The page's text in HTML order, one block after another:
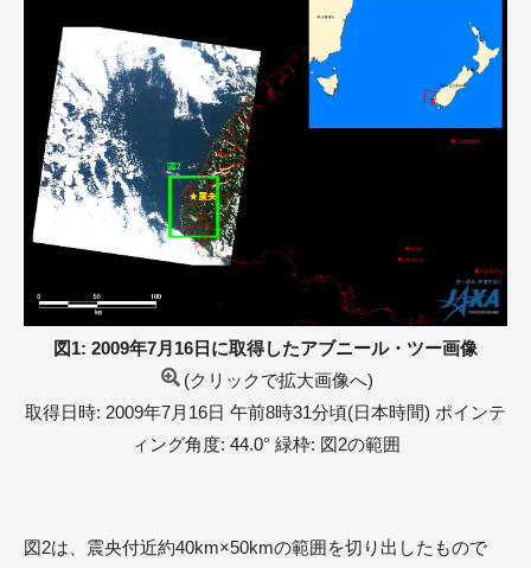
図1: 2009年7月16日に取得したアブニール・ツー画像
(クリックで拡大画像へ)
取得日時: 2009年7月16日 午前8時31分頃(日本時間) ポインテ
ィング角度: 44.0° 緑枠: 図2の範囲
図2は、震央付近約40km×50kmの範囲を切り出したもので